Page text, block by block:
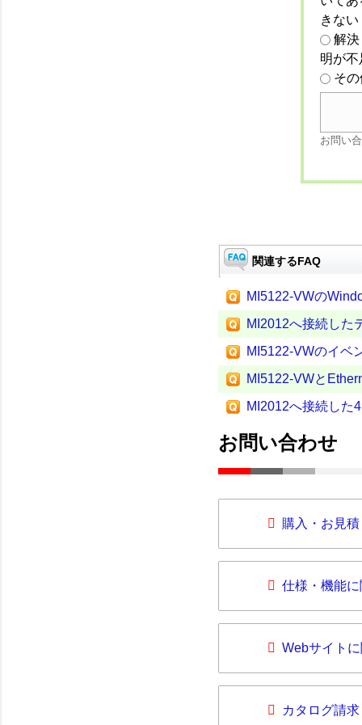
きない
解
明が
そ
お問い
関連するFAQ
MI5122-VWの
MI2012へ接続した
MI5122-VWのイベ
MI5122-VWと
MI2012へ接続した
お問い合わせ
購入・お見
仕様・機能
Webサイト
カタログ請求